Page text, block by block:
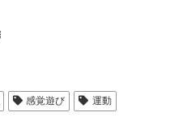
感覚遊び 運動